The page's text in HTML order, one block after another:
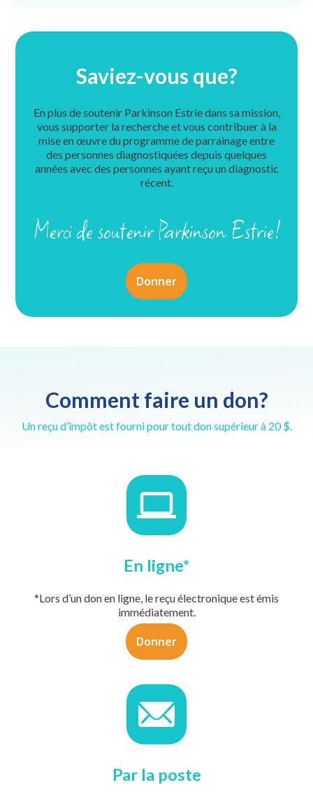
Saviez-vous que?
En plus de soutenir Parkinson Estrie dans sa mission,
vous supporter la recherche et vous contribuer à la
mise en œuvre du programme de parrainage entre
des personnes diagnostiquées depuis quelques
années avec des personnes ayant reçu un diagnostic
récent.
Merci de soutenir Parkinson Estrie!
Donner
Comment faire un don?
Un reçu d’impôt est fourni pour tout don supérieur à 20 $.
En ligne*
*Lors d’un don en ligne, le reçu électronique est émis
immédiatement.
Donner
Par la poste